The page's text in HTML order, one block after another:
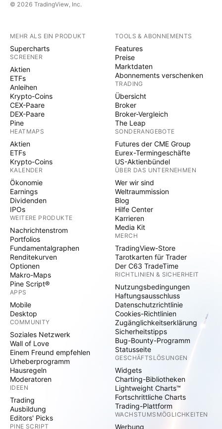
© 2026 TradingView, Inc.
MEHR ALS EIN PRODUKT
Supercharts
SCREENER
Aktien
ETFs
Anleihen
Krypto-Coins
CEX-Paare
DEX-Paare
Pine
HEATMAPS
Aktien
ETFs
Krypto-Coins
KALENDER
Ökonomie
Earnings
Dividenden
IPOs
WEITERE PRODUKTE
Nachrichtenstrom
Portfolios
Fundamentalgraphen
Renditekurven
Optionen
Makro-Maps
Pine Script®
APPS
Mobile
Desktop
COMMUNITY
Soziales Netzwerk
Wall of Love
Einem Freund empfehlen
Urheberprogramm
Hausregeln
Moderatoren
IDEEN
Trading
Ausbildung
Editors' Picks
PINE SCRIPT
TOOLS & ABONNEMENTS
Features
Preise
Marktdaten
Abonnements verschenken
TRADING
Übersicht
Broker
Broker-Vergleich
The Leap
SONDERANGEBOTE
Futures der CME Group
Eurex-Termingeschäfte
US-Aktienbündel
ÜBER DAS UNTERNEHMEN
Wer wir sind
Weltraummission
Blog
Hilfe Center
Karrieren
Media Kit
MERCH
TradingView-Store
Tarotkarten für Trader
Der C63 TradeTime
RICHTLINIEN & SICHERHEIT
Nutzungsbedingungen
Haftungsausschluss
Datenschutzrichtlinie
Cookies-Richtlinien
Zugänglichkeitserklärung
Sicherheitstipps
Bug-Bounty-Programm
Statusseite
GESCHÄFTSLÖSUNGEN
Widgets
Charting-Bibliotheken
Lightweight Charts™
Fortschrittliche Charts
Trading-Plattform
WACHSTUMSMÖGLICHKEITEN
Werbung